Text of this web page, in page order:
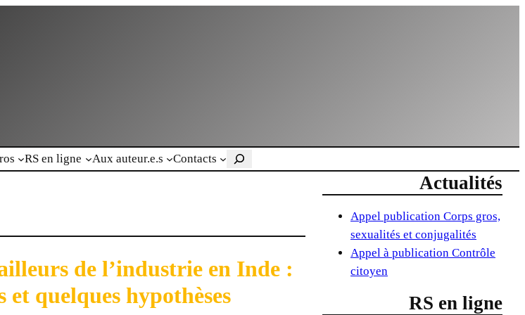
RS en ligne Aux auteur.e.s Contacts Rechercher
de l’industrie en Inde :
et quelques hypothèses
Actualités
Appel publication Corps gros,
sexualités et conjugalités
Appel à publication Contrôle
citoyen
RS en ligne